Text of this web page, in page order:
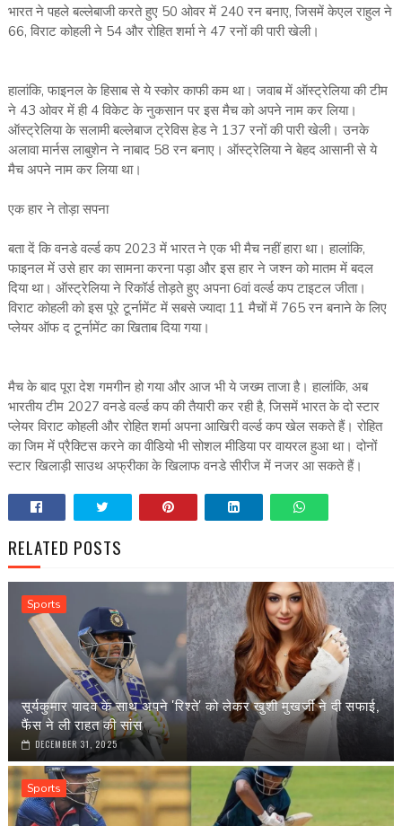
भारत ने पहले बल्लेबाजी करते हुए 50 ओवर में 240 रन बनाए, जिसमें केएल राहुल ने
66, विराट कोहली ने 54 और रोहित शर्मा ने 47 रनों की पारी खेली।
हालांकि, फाइनल के हिसाब से ये स्कोर काफी कम था। जवाब में ऑस्ट्रेलिया की टीम
ने 43 ओवर में ही 4 विकेट के नुकसान पर इस मैच को अपने नाम कर लिया।
ऑस्ट्रेलिया के सलामी बल्लेबाज ट्रेविस हेड ने 137 रनों की पारी खेली। उनके
अलावा मार्नस लाबुशेन ने नाबाद 58 रन बनाए। ऑस्ट्रेलिया ने बेहद आसानी से ये
मैच अपने नाम कर लिया था।
एक हार ने तोड़ा सपना
बता दें कि वनडे वर्ल्ड कप 2023 में भारत ने एक भी मैच नहीं हारा था। हालांकि,
फाइनल में उसे हार का सामना करना पड़ा और इस हार ने जश्न को मातम में बदल
दिया था। ऑस्ट्रेलिया ने रिकॉर्ड तोड़ते हुए अपना 6वां वर्ल्ड कप टाइटल जीता।
विराट कोहली को इस पूरे टूर्नामेंट में सबसे ज्यादा 11 मैचों में 765 रन बनाने के लिए
प्लेयर ऑफ द टूर्नामेंट का खिताब दिया गया।
मैच के बाद पूरा देश गमगीन हो गया और आज भी ये जख्म ताजा है। हालांकि, अब
भारतीय टीम 2027 वनडे वर्ल्ड कप की तैयारी कर रही है, जिसमें भारत के दो स्टार
प्लेयर विराट कोहली और रोहित शर्मा अपना आखिरी वर्ल्ड कप खेल सकते हैं। रोहित
का जिम में प्रैक्टिस करने का वीडियो भी सोशल मीडिया पर वायरल हुआ था। दोनों
स्टार खिलाड़ी साउथ अफ्रीका के खिलाफ वनडे सीरीज में नजर आ सकते हैं।
RELATED POSTS
Sports
सूर्यकुमार यादव के साथ अपने 'रिश्ते' को लेकर खुशी मुखर्जी ने दी सफाई,
फैंस ने ली राहत की सांस
DECEMBER 31, 2025
Sports